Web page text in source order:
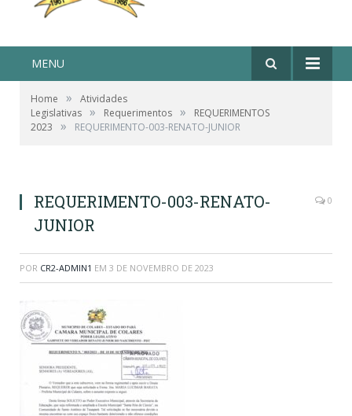
MENU
Home »
Atividades
Legislativas » Requerimentos »
REQUERIMENTOS
2023
» REQUERIMENTO-003-RENATO-JUNIOR
REQUERIMENTO-003-RENATO-
JUNIOR
0
POR CR2-ADMIN1 EM 3 DE NOVEMBRO DE 2023